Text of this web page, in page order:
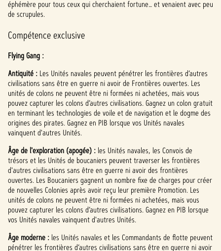
l
a
y
En
cliqua
nt
sur
Jouer
,
accep
tez la
politi
que
de
confi
denti
alité
de
éphémère pour tous ceux qui cherchaient fortune… et venaient avec peu
de scrupules.
Compétence exclusive
Flying Gang :
Antiquité : Les Unités navales peuvent pénétrer les frontières d’autres
civilisations sans être en guerre ni avoir de Frontières ouvertes. Les
unités de colons ne peuvent être ni formées ni achetées, mais vous
pouvez capturer les colons d’autres civilisations. Gagnez un colon gratuit
en terminant les technologies de voile et de navigation et le dogme des
origines des pirates. Gagnez en PIB lorsque vos Unités navales
vainquent d'autres Unités.
Âge de l'exploration (apogée) : les Unités navales, les Convois de
trésors et les Unités de boucaniers peuvent traverser les frontières
d'autres civilisations sans être en guerre ni avoir des frontières
ouvertes. Les Boucaniers gagnent un nombre fixe de charges pour créer
de nouvelles Colonies après avoir reçu leur première Promotion. Les
unités de colons ne peuvent être ni formées ni achetées, mais vous
pouvez capturer les colons d’autres civilisations. Gagnez en PIB lorsque
vos Unités navales vainquent d'autres Unités.
Âge moderne : les Unités navales et les Commandants de flotte peuvent
pénétrer les frontières d’autres civilisations sans être en guerre ni avoir